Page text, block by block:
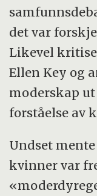
det var
Likevel
Ellen Key og
moderskap
forståelse av
Undset
kvinner var